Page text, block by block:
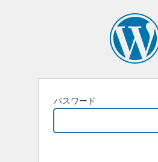
パスワード